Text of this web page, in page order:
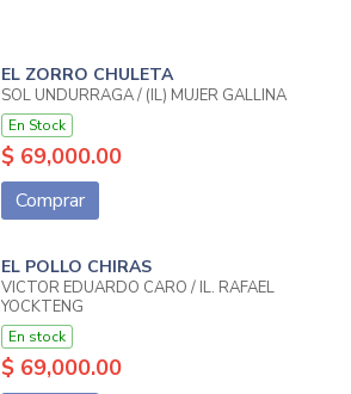
EL ZORRO CHULETA
SOL UNDURRAGA / (IL) MUJER GALLINA
En Stock
$ 69,000.00
Comprar
EL POLLO CHIRAS
VICTOR EDUARDO CARO / IL. RAFAEL
YOCKTENG
En stock
$ 69,000.00